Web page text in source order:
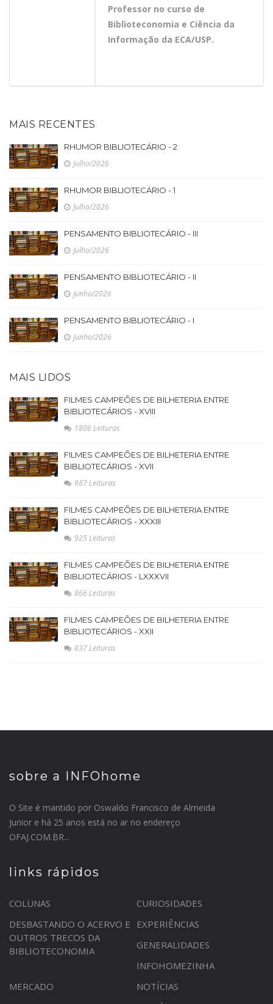
Professor no curso de
Biblioteconomia e Ciência da
Informação da ECA/USP.
MAIS RECENTES
RHUMOR BIBLIOTECÁRIO - 2
Julho/2026
RHUMOR BIBLIOTECÁRIO - 1
Julho/2026
PENSAMENTO BIBLIOTECÁRIO - III
Julho/2026
PENSAMENTO BIBLIOTECÁRIO - II
Junho/2026
PENSAMENTO BIBLIOTECÁRIO - I
Junho/2026
MAIS LIDOS
FILMES CAMPEÕES DE BILHETERIA ENTRE
BIBLIOTECÁRIOS - XVIII
1806 Leituras
FILMES CAMPEÕES DE BILHETERIA ENTRE
BIBLIOTECÁRIOS - XVII
987 Leituras
FILMES CAMPEÕES DE BILHETERIA ENTRE
BIBLIOTECÁRIOS - XXXIII
925 Leituras
FILMES CAMPEÕES DE BILHETERIA ENTRE
BIBLIOTECÁRIOS - LXXXVII
866 Leituras
FILMES CAMPEÕES DE BILHETERIA ENTRE
BIBLIOTECÁRIOS - XXII
837 Leituras
sobre a INFOhome
O Site é mantido por Oswaldo Francisco de Almeida
Junior e há 25 anos está no ar no endereço
OFAJ.COM.BR...
links rápidos
COLUNAS
CURIOSIDADES
DESBASTANDO O ACERVO E
OUTROS TRECOS DA
BIBLIOTECONOMIA
EXPERIÊNCIAS
GENERALIDADES
INFOHOMEZINHA
MERCADO
NOTÍCIAS